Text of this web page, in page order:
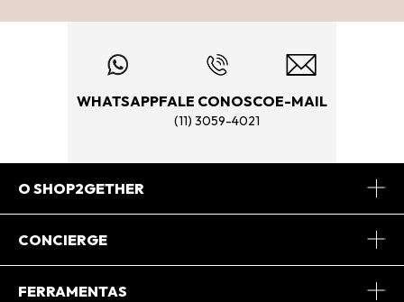
WHATSAPPFALE CONOSCO
(11) 3059-4021
E-MAIL
O SHOP2GETHER
Sobre Nós
CONCIERGE
Central de Relacionamento
FERRAMENTAS